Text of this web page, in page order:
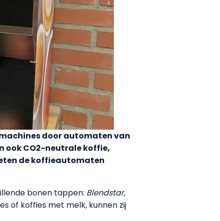
door automaten van
ook CO2-neutrale koffie,
de koffieautomaten
bonen tappen: Blendstar,
of koffies met melk, kunnen zij